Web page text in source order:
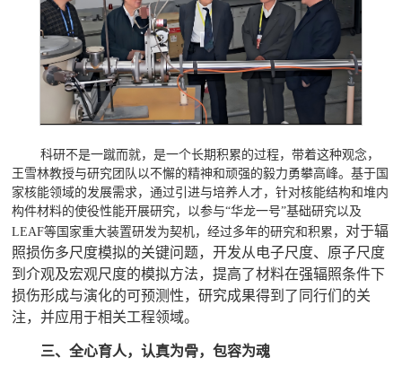
科研不是一蹴而就，是一个长期积累的过程，带着这种观念，
王雪林教授与研究团队以不懈的精神和顽强的毅力勇攀高峰。基于国
家核能领域的发展需求，通过引进与培养人才，针对核能结构和堆内
构件材料的使役性能开展研究，以参与“华龙一号”基础研究以及
LEAF等国家重大装置研发为契机，经过多年的研究和积累， 对于辐
照损伤多尺度模拟的关键问题，开发从电子尺度、原子尺度
到介观及宏观尺度的模拟方法，提高了材料在强辐照条件下
损伤形成与演化的可预测性，研究成果得到了同行们的关
注，并应用于相关工程领域。
三、全心育人，认真为骨，包容为魂